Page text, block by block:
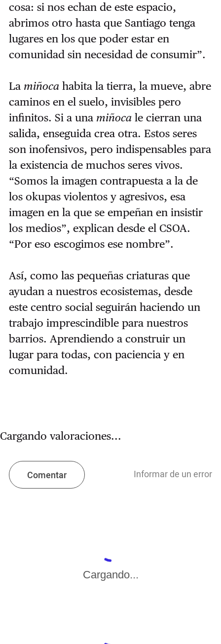
cosa: si nos echan de este espacio,
abrimos otro hasta que Santiago tenga
lugares en los que poder estar en
comunidad sin necesidad de consumir”.
La miñocahabita la tierra, la mueve, abre
caminos en el suelo, invisibles pero
infinitos. Si a una miñocale cierran una
salida, enseguida crea otra. Estos seres
son inofensivos, pero indispensables para
la existencia de muchos seres vivos.
“Somos la imagen contrapuesta a la de
los okupas violentos y agresivos, esa
imagen en la que se empeñan en insistir
los medios”, explican desde el CSOA.
“Por eso escogimos ese nombre”.
Así, como las pequeñas criaturas que
ayudan a nuestros ecosistemas, desde
este centro social seguirán haciendo un
trabajo imprescindible para nuestros
barrios. Aprendiendo a construir un
lugar para todas, con paciencia y en
comunidad.
Cargando valoraciones...
Comentar Informar de un error
Cargando...